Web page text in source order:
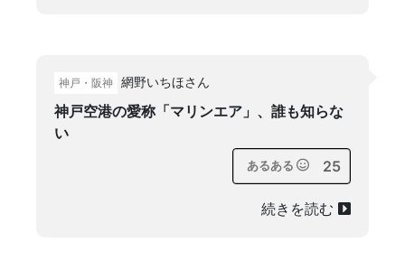
神戸・阪神 網野いちほさん
神戸空港の愛称「マリンエア」、誰も知らな
い
あるある 25
続きを読む